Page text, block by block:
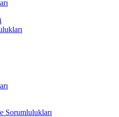
Sorumlulukları